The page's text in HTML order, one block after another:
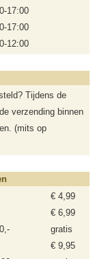
17:00
17:00
12:00
Tijdens de
verzending binnen
(mits op
€ 4,99
€ 6,99
gratis
€ 9,95